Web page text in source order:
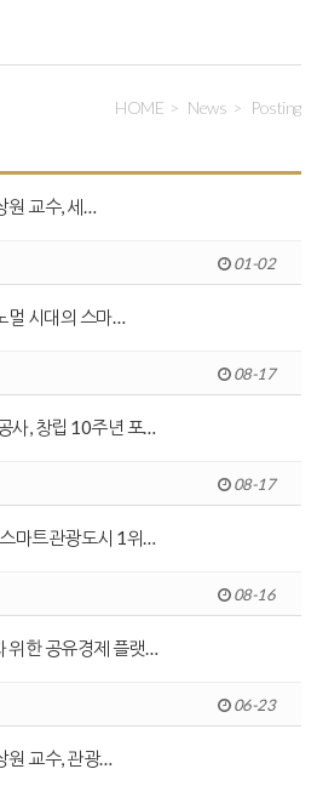
HOME News Posting
원 교수, 세…
01-02
멀 시대의 스마…
08-17
사, 창립 10주년 포…
08-17
마트관광도시 1위…
08-16
위한 공유경제 플랫…
06-23
원 교수, 관광…